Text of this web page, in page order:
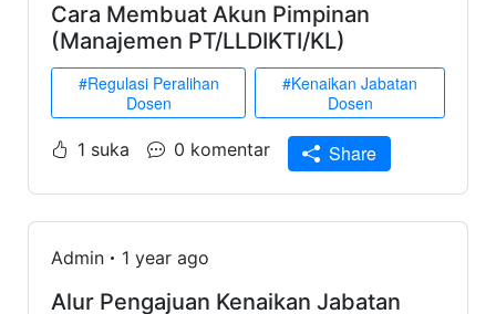
Cara Membuat Akun Pimpinan
(Manajemen PT/LLDIKTI/KL)
#Regulasi Peralihan
Dosen
#Kenaikan Jabatan
Dosen
1 suka 0 komentar Share
Admin 1 year ago
Alur Pengajuan Kenaikan Jabatan